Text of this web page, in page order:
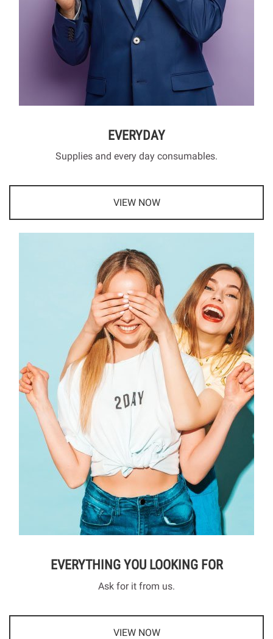
EVERYDAY
Supplies and every day consumables.
VIEW NOW
EVERYTHING YOU LOOKING FOR
Ask for it from us.
VIEW NOW